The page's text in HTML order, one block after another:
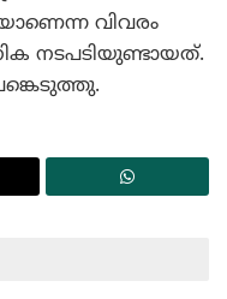
വിവരം
നടപടിയുണ്ടായത്.